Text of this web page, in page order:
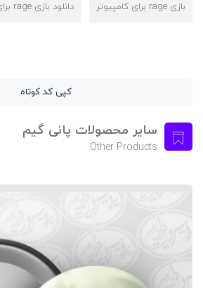
بازی rage برای کامپیوتر دانلود بازی rage برای کامپیوتر
کپی کد کوتاه
سایر محصولات پانی گیم
Other Products